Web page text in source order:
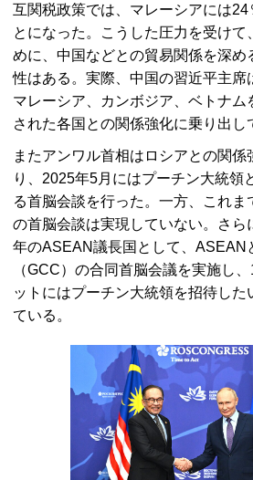
互関税政策では、マレーシアには24
とになった。こうした圧力を受けて
めに、中国などとの貿易関係を深め
性はある。実際、中国の習近平主席
マレーシア、カンボジア、ベトナム
された各国との関係強化に乗り出し
またアンワル首相はロシアとの関係
り、2025年5月にはプーチン大統領
る首脳会談を行った。一方、これま
の首脳会談は実現していない。さら
年のASEAN議長国として、 ASEAN
（GCC）の合同首脳会議を実施し
ットにはプーチン大統領を招待した
ている。